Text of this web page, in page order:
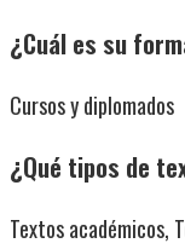
¿Cuál es su
Cursos y diplomados
¿Qué tipos de
Textos académicos,